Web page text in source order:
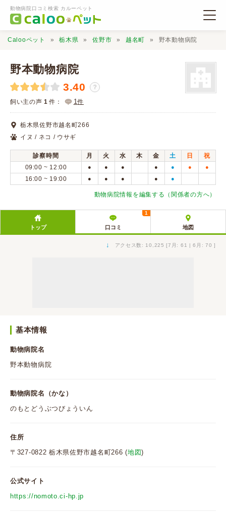
動物病院口コミ検索 カルーペット
動物病院検索
口コミ検索
Calooペットとは？
Calooペット 栃木県 佐野市 越名町 野本動物病院
野本動物病院
3.40 ？
飼い主の声 1 件： 1件
栃木県佐野市越名町266
イヌ / ネコ / ウサギ
診察時間 月 火 水 木 金 土 日
祝
09:00 ~ 12:00
● ● ● ● ● ● ●
16:00 ~ 19:00 ● ● ● ● ●
動物病院情報を編集する（関係者の方へ）
トップ 口コミ
1
地図
↓ アクセス数: 10,225 [7月: 61 | 6月: 70 ]
基本情報
動物病院名
野本動物病院
動物病院名（かな）
のもとどうぶつびょういん
住所
〒327-0822 栃木県佐野市越名町266 (地図)
公式サイト
https://nomoto.ci-hp.jp